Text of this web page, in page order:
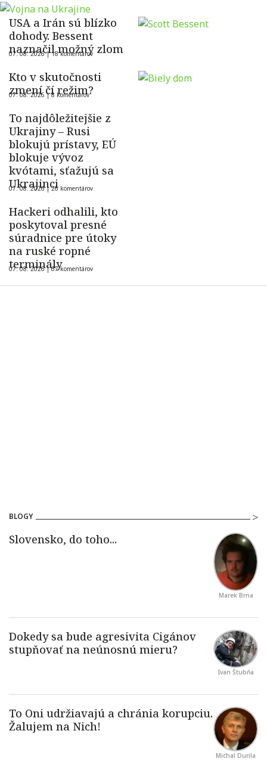
USA a Irán sú blízko
dohody. Bessent
naznačil možný zlom
07. 08. 2026 |18 komentárov
Kto v skutočnosti
zmení čí režim?
07. 08. 2026 |8 komentárov
To najdôležitejšie z
Ukrajiny – Rusi
blokujú prístavy, EÚ
blokuje vývoz
kvótami, sťažujú sa
Ukrajinci
07. 08. 2026 |26 komentárov
Hackeri odhalili, kto
poskytoval presné
súradnice pre útoky
na ruské ropné
terminály
07. 08. 2026 |67 komentárov
BLOGY
Marek Brna
Ivan Štubňa
Michal Durila